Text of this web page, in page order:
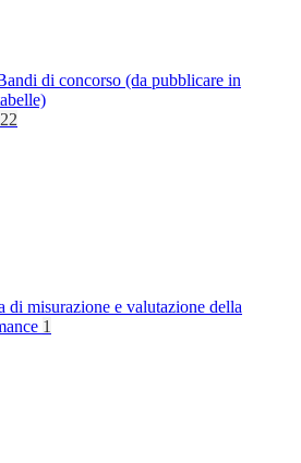
di concorso (da pubblicare in
22
di misurazione e valutazione della
1